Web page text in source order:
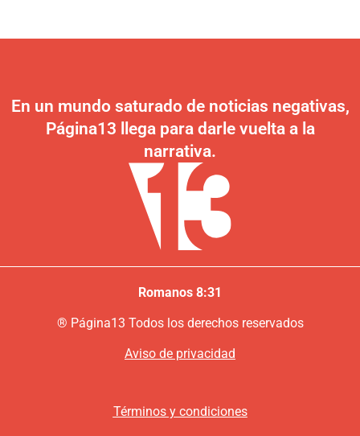
En un mundo saturado de noticias negativas,
Página13 llega para darle vuelta a la
narrativa.
Romanos 8:31
® Página13 Todos los derechos reservados
Aviso de privacidad
Términos y condiciones